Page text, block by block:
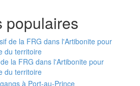
populaires
la FRG dans l'Artibonite pour
du territoire